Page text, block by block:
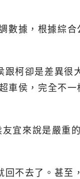
據，根據綜合
柯卻是差異很
侯，完全不
宜來說是嚴重
不去了。甚至